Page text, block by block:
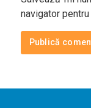
navigator